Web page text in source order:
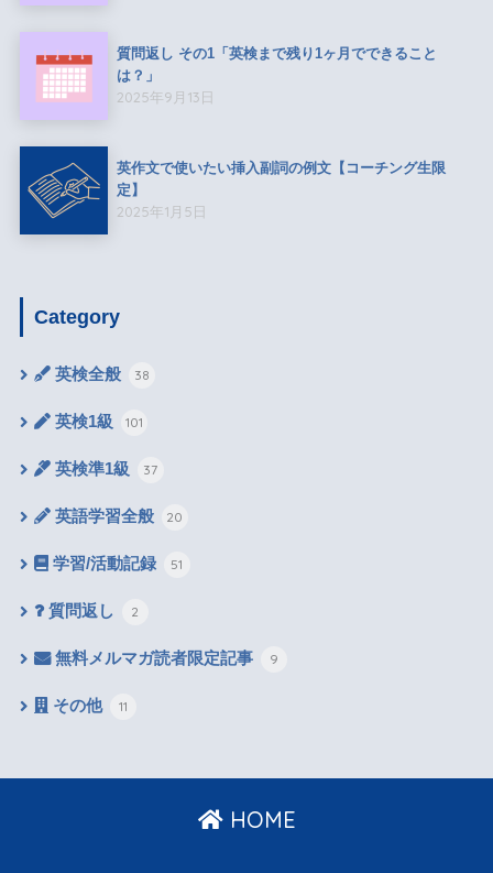
質問返し その1「英検まで残り1ヶ月でできること
は？」
2025年9月13日
英作文で使いたい挿入副詞の例文【コーチング生限
定】
2025年1月5日
Category
英検全般 38
英検1級 101
英検準1級 37
英語学習全般 20
学習/活動記録 51
質問返し 2
無料メルマガ読者限定記事 9
その他 11
HOME